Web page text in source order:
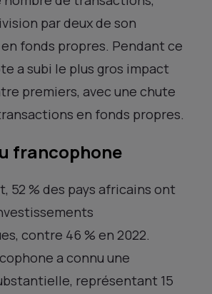
par deux de son
fonds propres. Pendant ce
a subi le plus gros impact
premiers, avec une chute
en fonds propres.
francophone
52 % des pays africains ont
contre 46 % en 2022.
a connu une
représentant 15